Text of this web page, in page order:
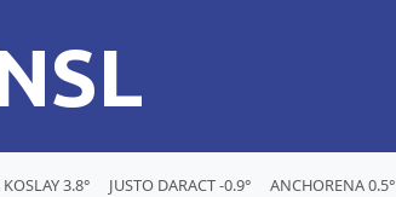
3.8° JUSTO DARACT -0.9° ANCHORENA 0.5°